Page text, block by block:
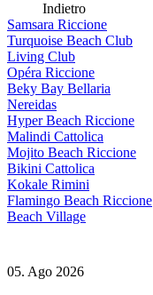
Indietro
Samsara Riccione
Turquoise Beach Club
Living Club
Opéra Riccione
Beky Bay Bellaria
Nereidas
Hyper Beach Riccione
Malindi Cattolica
Mojito Beach Riccione
Bikini Cattolica
Kokale Rimini
Flamingo Beach Riccione
Beach Village
05. Ago 2026